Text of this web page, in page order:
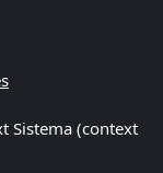
Sistema (context